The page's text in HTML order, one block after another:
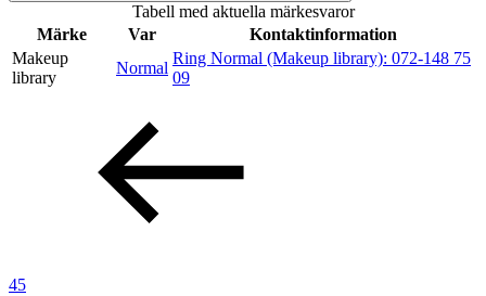
Kundklubb
Inspiration
Tabell med aktuella märkesvaror
Märke
Var
Kontaktinformation
Makeup
library
Normal
Ring Normal (Makeup library): 072-148 75
09
45